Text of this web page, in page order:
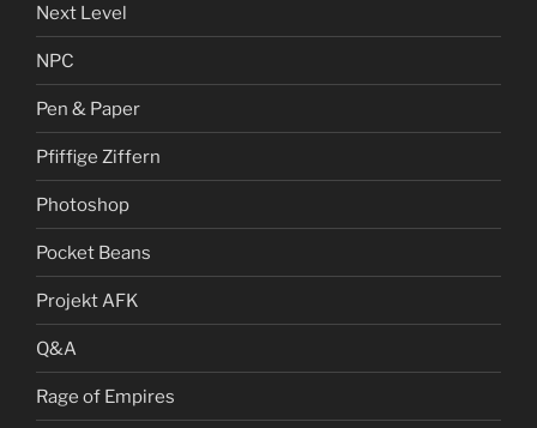
Next Level
NPC
Pen & Paper
Pfiffige Ziffern
Photoshop
Pocket Beans
Projekt AFK
Q&A
Rage of Empires